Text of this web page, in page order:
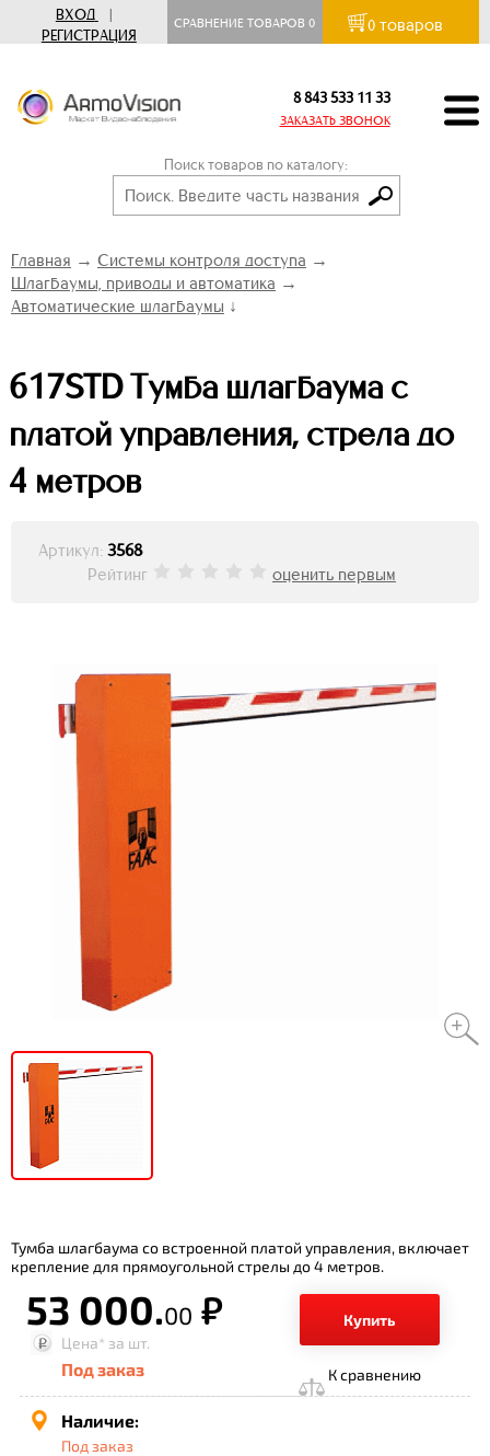
ВХОД
|
РЕГИСТРАЦИЯ
СРАВНЕНИЕ ТОВАРОВ0 0 товаров
8 843 533 11 33
ЗАКАЗАТЬ ЗВОНОК
Поиск товаров по каталогу:
Главная → Системы контроля доступа →
Шлагбаумы, приводы и автоматика →
Автоматические шлагбаумы ↓
617STD Тумба шлагбаума с
платой управления, стрела до
4 метров
Артикул: 3568
Рейтинг
оценить первым
Тумба шлагбаума со встроенной платой управления, включает
крепление для прямоугольной стрелы до 4 метров.
53 000.00 р.
Купить
Цена* за шт.
Под заказ К сравнению
Наличие:
Под заказ